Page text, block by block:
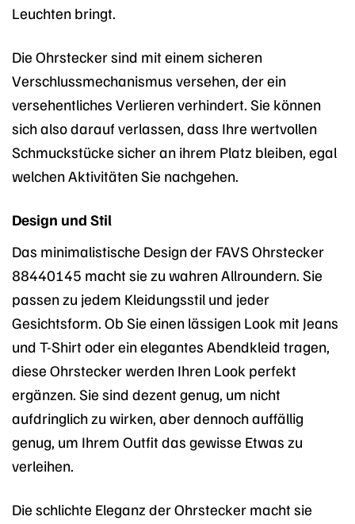
Leuchten bringt.
Die Ohrstecker sind mit einem sicheren
Verschlussmechanismus versehen, der ein
versehentliches Verlieren verhindert. Sie können
sich also darauf verlassen, dass Ihre wertvollen
Schmuckstücke sicher an ihrem Platz bleiben, egal
welchen Aktivitäten Sie nachgehen.
Design und Stil
Das minimalistische Design der FAVS Ohrstecker
88440145 macht sie zu wahren Allroundern. Sie
passen zu jedem Kleidungsstil und jeder
Gesichtsform. Ob Sie einen lässigen Look mit Jeans
und T-Shirt oder ein elegantes Abendkleid tragen,
diese Ohrstecker werden Ihren Look perfekt
ergänzen. Sie sind dezent genug, um nicht
aufdringlich zu wirken, aber dennoch auffällig
genug, um Ihrem Outfit das gewisse Etwas zu
verleihen.
Die schlichte Eleganz der Ohrstecker macht sie